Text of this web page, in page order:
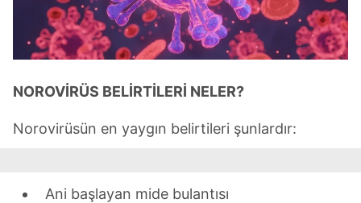
NOROVİRÜS BELİRTİLERİ NELER?
Norovirüsün en yaygın belirtileri şunlardır:
Ani başlayan mide bulantısı